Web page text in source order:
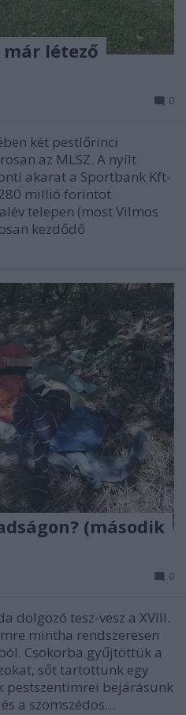
létező
0
két pestlőrinci
az MLSZ. A nyílt
akarat a Sportbank Kft-
millió forintot
telepen (most Vilmos
kezdődő
(második
0
dolgozó tesz-vesz a XVIII.
mintha rendszeresen
Csokorba gyűjtöttük a
sőt tartottunk egy
pestszentimrei bejárásunk
a szomszédos…